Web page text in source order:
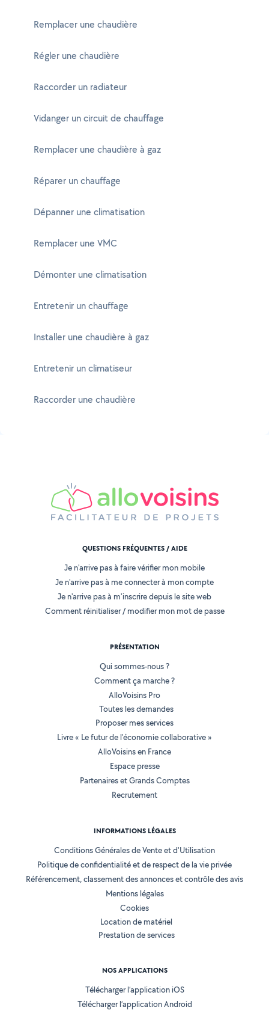
Remplacer une chaudière
Régler une chaudière
Raccorder un radiateur
Vidanger un circuit de chauffage
Remplacer une chaudière à gaz
Réparer un chauffage
Dépanner une climatisation
Remplacer une VMC
Démonter une climatisation
Entretenir un chauffage
Installer une chaudière à gaz
Entretenir un climatiseur
Raccorder une chaudière
QUESTIONS FRÉQUENTES / AIDE
Je n'arrive pas à faire vérifier mon mobile
Je n'arrive pas à me connecter à mon compte
Je n'arrive pas à m'inscrire depuis le site web
Comment réinitialiser / modifier mon mot de passe
PRÉSENTATION
Qui sommes-nous ?
Comment ça marche ?
AlloVoisins Pro
Toutes les demandes
Proposer mes services
Livre « Le futur de l'économie collaborative »
AlloVoisins en France
Espace presse
Partenaires et Grands Comptes
Recrutement
INFORMATIONS LÉGALES
Conditions Générales de Vente et d'Utilisation
Politique de confidentialité et de respect de la vie privée
Référencement, classement des annonces et contrôle des avis
Mentions légales
Cookies
Location de matériel
Prestation de services
NOS APPLICATIONS
Télécharger l’application iOS
Télécharger l’application Android